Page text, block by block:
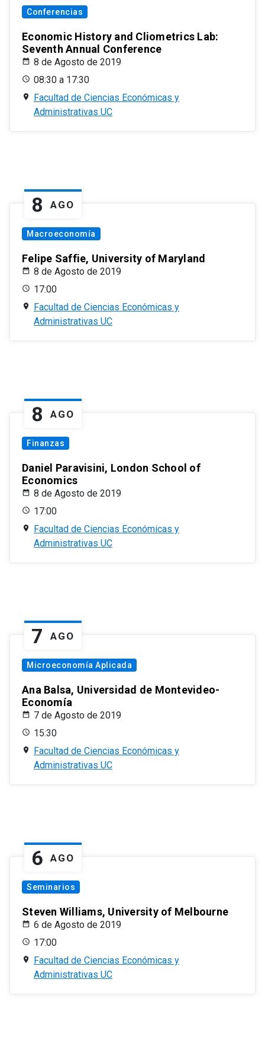
Conferencias
Economic History and Cliometrics Lab:
Seventh Annual Conference
8 de Agosto de 2019
08:30 a 17:30
Facultad de Ciencias Económicas y
Administrativas UC
8 AGO
Macroeconomía
Felipe Saffie, University of Maryland
8 de Agosto de 2019
17:00
Facultad de Ciencias Económicas y
Administrativas UC
8 AGO
Finanzas
Daniel Paravisini, London School of
Economics
8 de Agosto de 2019
17:00
Facultad de Ciencias Económicas y
Administrativas UC
7 AGO
Microeconomía Aplicada
Ana Balsa, Universidad de Montevideo-
Economía
7 de Agosto de 2019
15:30
Facultad de Ciencias Económicas y
Administrativas UC
6 AGO
Seminarios
Steven Williams, University of Melbourne
6 de Agosto de 2019
17:00
Facultad de Ciencias Económicas y
Administrativas UC